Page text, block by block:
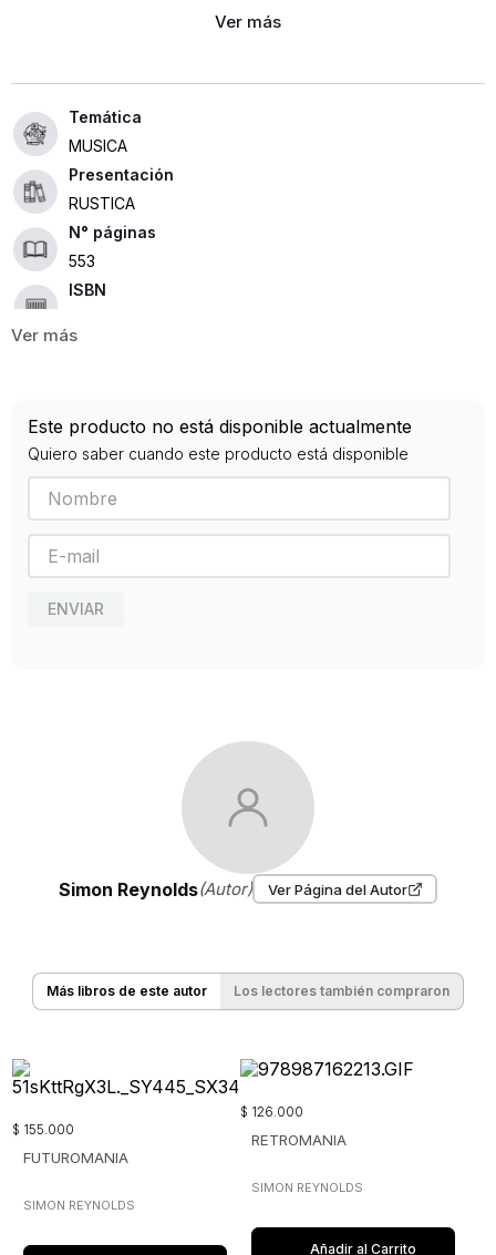
muchos grupos que luego gozaron de una enorme fama, su historia
MUSICA
Presentación
RUSTICA
553
ISBN
Editorial
2016
Este producto no está disponible actualmente
Quiero saber cuando este producto está disponible
ENVIAR
Simon Reynolds(Autor) Ver Página del Autor
Más libros de este autor Los lectores también compraron
$ 155.000
FUTUROMANIA
SIMON REYNOLDS
$ 126.000
RETROMANIA
SIMON REYNOLDS
Añadir al Carrito